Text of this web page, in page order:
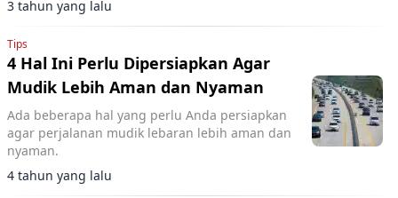
3 tahun yang lalu
Tips
4 Hal Ini Perlu Dipersiapkan Agar
Mudik Lebih Aman dan Nyaman
Ada beberapa hal yang perlu Anda persiapkan
agar perjalanan mudik lebaran lebih aman dan
nyaman.
4 tahun yang lalu